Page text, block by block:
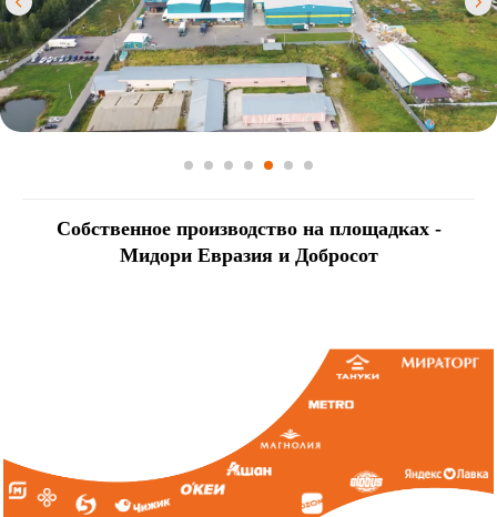
Собственное производство на площадках -
Мидори Евразия и Добросот